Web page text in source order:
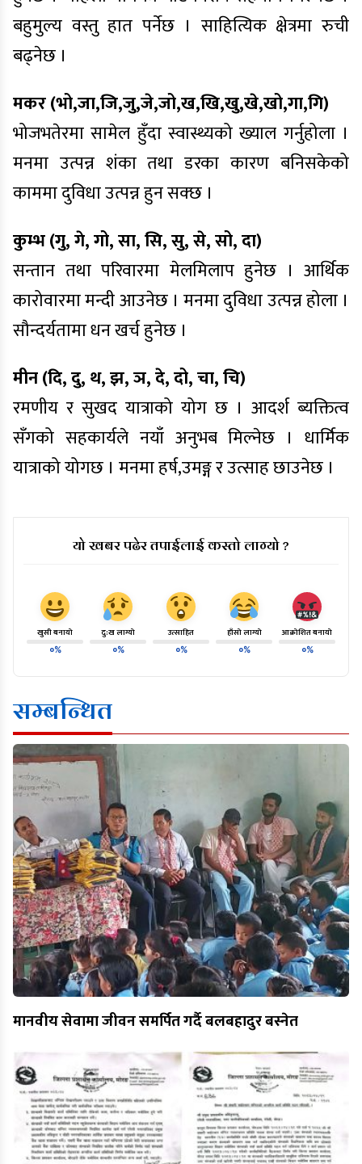
बहुमुल्य वस्तु हात पर्नेछ । साहित्यिक क्षेत्रमा रुची
बढ्नेछ ।
मकर (भो,जा,जि,जु,जे,जो,ख,खि,खु,खे,खो,गा,गि)
भोजभतेरमा सामेल हुँदा स्वास्थ्यको ख्याल गर्नुहोला ।
मनमा उत्पन्न शंका तथा डरका कारण बनिसकेको
काममा दुविधा उत्पन्न हुन सक्छ ।
कुम्भ (गु, गे, गो, सा, सि, सु, से, सो, दा)
सन्तान तथा परिवारमा मेलमिलाप हुनेछ । आर्थिक
कारोवारमा मन्दी आउनेछ । मनमा दुविधा उत्पन्न होला ।
सौन्दर्यतामा धन खर्च हुनेछ ।
मीन (दि, दु, थ, झ, ञ, दे, दो, चा, चि)
रमणीय र सुखद यात्राको योग छ । आदर्श ब्यक्तित्व
सँगको सहकार्यले नयाँ अनुभब मिल्नेछ । धार्मिक
यात्राको योगछ । मनमा हर्ष,उमङ्ग र उत्साह छाउनेछ ।
यो खबर पढेर तपाईलाई कस्तो लाग्यो ?
खुसी बनायो
०%
दु:ख लाग्यो
०%
उत्साहित
०%
हाँसो लाग्यो
०%
आक्रोशित बनायो
०%
सम्बन्धित
मानवीय सेवामा जीवन समर्पित गर्दै बलबहादुर बस्नेत